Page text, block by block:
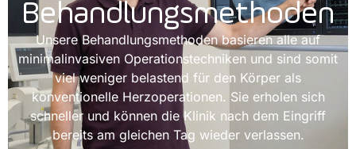
Behandlungsmethoden
Unsere Behandlungsmethoden basieren alle auf
minimalinvasiven Operationstechniken und sind somit
viel weniger belastend für den Körper als
konventionelle Herzoperationen. Sie erholen sich
schneller und können die Klinik nach dem Eingriff
bereits am gleichen Tag wieder verlassen.